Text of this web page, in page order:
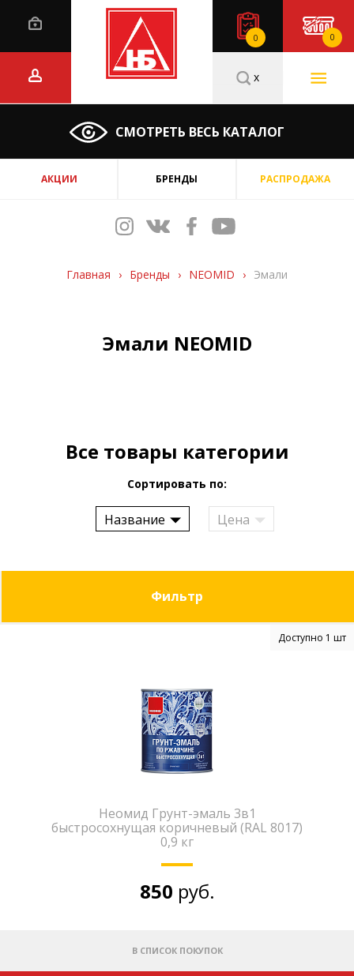
0 0
СМОТРЕТЬ ВЕСЬ КАТАЛОГ
x
АКЦИИ БРЕНДЫ РАСПРОДАЖА
Главная › Бренды › NEOMID › Эмали
Эмали NEOMID
Все товары категории
Сортировать по:
Название Цена
Фильтр
Доступно 1 шт
Неомид Грунт-эмаль 3в1
быстросохнущая коричневый (RAL 8017)
0,9 кг
850 руб.
В СПИСОК ПОКУПОК